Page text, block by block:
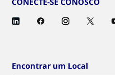
Encontrar um Local